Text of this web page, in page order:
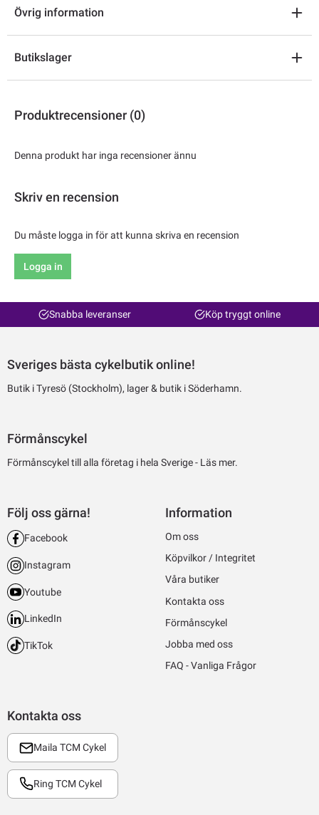
Övrig information
Butikslager
Produktrecensioner (0)
Denna produkt har inga recensioner ännu
Skriv en recension
Du måste logga in för att kunna skriva en recension
Logga in
Snabba leveranser Köp tryggt online
Sveriges bästa cykelbutik online!
Butik i Tyresö (Stockholm), lager & butik i Söderhamn.
Förmånscykel
Förmånscykel till alla företag i hela Sverige - Läs mer.
Kontakta oss
Maila TCM Cykel
Ring TCM Cykel
Följ oss gärna!
Facebook
Instagram
Youtube
LinkedIn
TikTok
Information
Om oss
Köpvilkor / Integritet
Våra butiker
Kontakta oss
Förmånscykel
Jobba med oss
FAQ - Vanliga Frågor